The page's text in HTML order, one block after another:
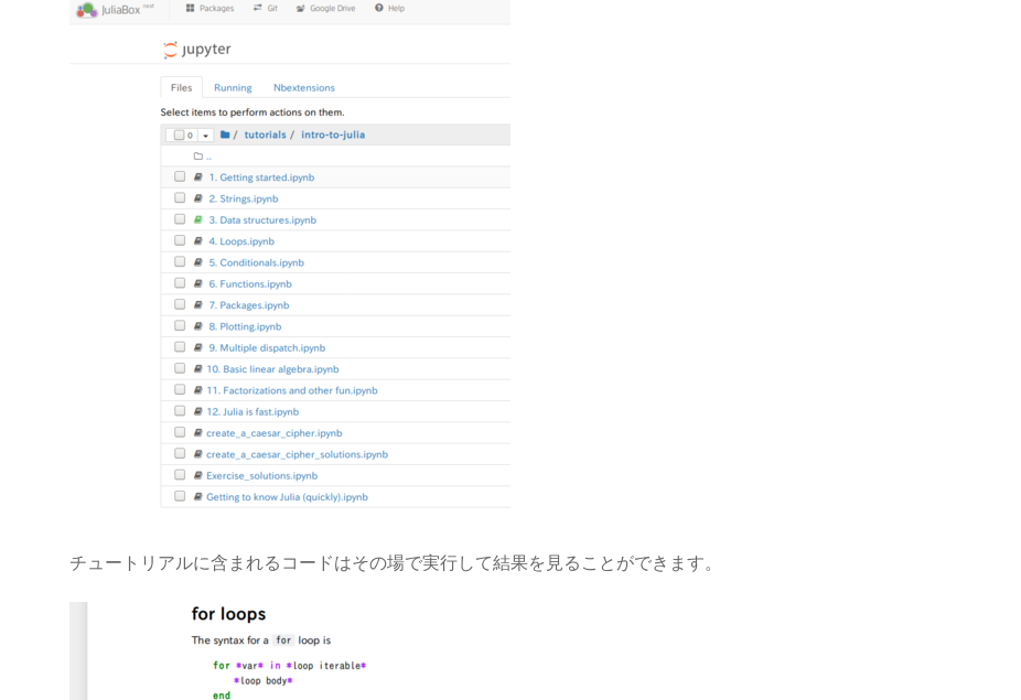
チュートリアルに含まれるコードはその場で実行して結果を見ることができます。